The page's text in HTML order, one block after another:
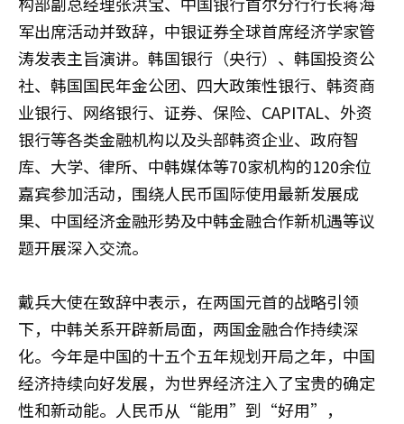
军出席活动并致辞，中银证券全球首席经济学家管
涛发表主旨演讲。韩国银行（央行）、韩国投资公
社、韩国国民年金公团、四大政策性银行、韩资商
业银行、网络银行、证券、保险、CAPITAL、外资
银行等各类金融机构以及头部韩资企业、政府智
库、大学、律所、中韩媒体等70家机构的120余位
嘉宾参加活动，围绕人民币国际使用最新发展成
果、中国经济金融形势及中韩金融合作新机遇等议
题开展深入交流。
戴兵大使在致辞中表示，在两国元首的战略引领
下，中韩关系开辟新局面，两国金融合作持续深
化。今年是中国的十五个五年规划开局之年，中国
经济持续向好发展，为世界经济注入了宝贵的确定
性和新动能。人民币从“能用”到“好用”，